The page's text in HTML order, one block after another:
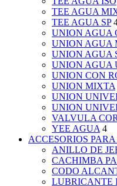
TEE AGUA
TEE AGUA SP
UNION AGUA
UNION AGUA
UNION AGUA
UNION AGUA
UNION CON
UNION MIXTA
UNION
UNION
VALVULA
YEE AGUA 4
ACCESORIOS
ANILLO DE
CACHIMBA
CODO
LUBRICANTE